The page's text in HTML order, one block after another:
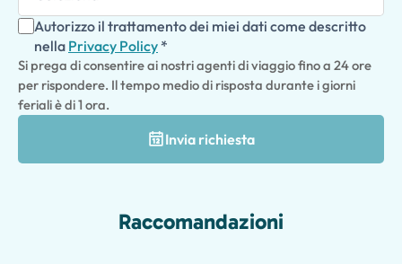
Autorizzo il trattamento dei miei dati come descritto
nella Privacy Policy *
Si prega di consentire ai nostri agenti di viaggio fino a 24 ore
per rispondere. Il tempo medio di risposta durante i giorni
feriali è di 1 ora.
Invia richiesta
Raccomandazioni